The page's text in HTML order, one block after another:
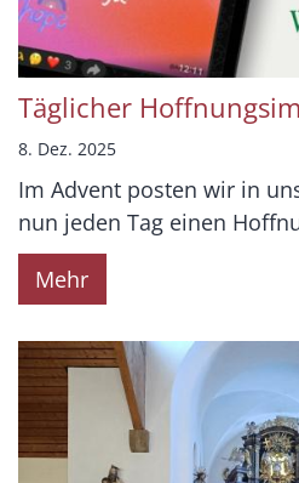
Täglicher
8. Dez. 2025
Im Advent posten wir in
nun jeden Tag einen
Mehr